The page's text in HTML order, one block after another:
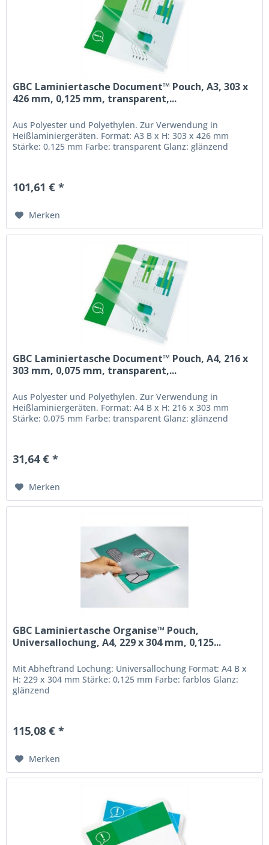
GBC Laminiertasche Document™ Pouch, A3, 303 x
426 mm, 0,125 mm, transparent,...
Aus Polyester und Polyethylen. Zur Verwendung in
Heißlaminiergeräten. Format: A3 B x H: 303 x 426 mm
Stärke: 0,125 mm Farbe: transparent Glanz: glänzend
101,61 € *
Merken
GBC Laminiertasche Document™ Pouch, A4, 216 x
303 mm, 0,075 mm, transparent,...
Aus Polyester und Polyethylen. Zur Verwendung in
Heißlaminiergeräten. Format: A4 B x H: 216 x 303 mm
Stärke: 0,075 mm Farbe: transparent Glanz: glänzend
31,64 € *
Merken
GBC Laminiertasche Organise™ Pouch,
Universallochung, A4, 229 x 304 mm, 0,125...
Mit Abheftrand Lochung: Universallochung Format: A4 B x
H: 229 x 304 mm Stärke: 0,125 mm Farbe: farblos Glanz:
glänzend
115,08 € *
Merken